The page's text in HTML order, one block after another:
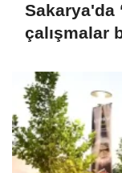
Sakarya'da
çalışmalar